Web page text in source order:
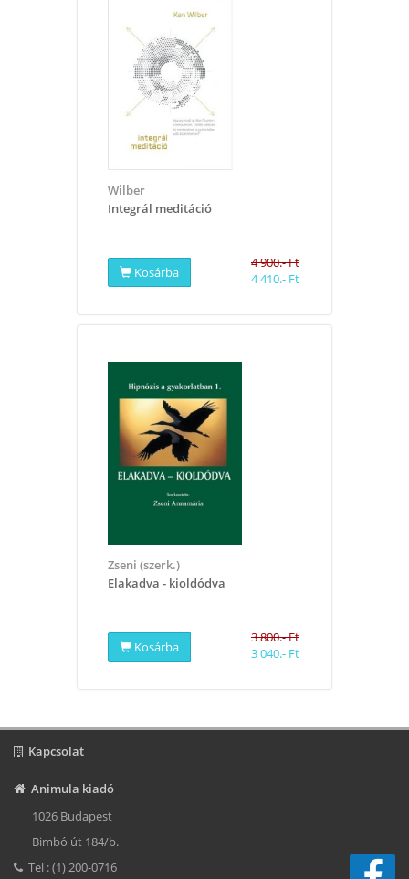
Wilber
Integrál meditáció
Kosárba
4 900.- Ft
4 410.- Ft
Zseni (szerk.)
Elakadva - kioldódva
Kosárba
3 800.- Ft
3 040.- Ft
Kapcsolat
Animula kiadó
1026 Budapest
Bimbó út 184/b.
Tel : (1) 200-0716